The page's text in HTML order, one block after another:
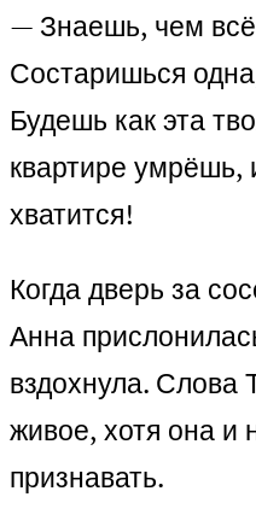
— Знаешь, чем всё
Состаришься
Будешь как эта
квартире умрёшь,
хватится!
Когда дверь за
Анна
вздохнула. Слова
живое, хотя она и
признавать.